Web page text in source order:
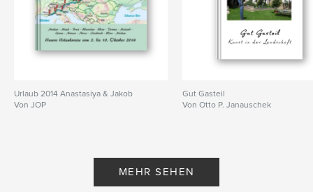
Urlaub 2014 Anastasiya & Jakob
Von JOP
Gut Gasteil
Von Otto P. Janauschek
MEHR SEHEN